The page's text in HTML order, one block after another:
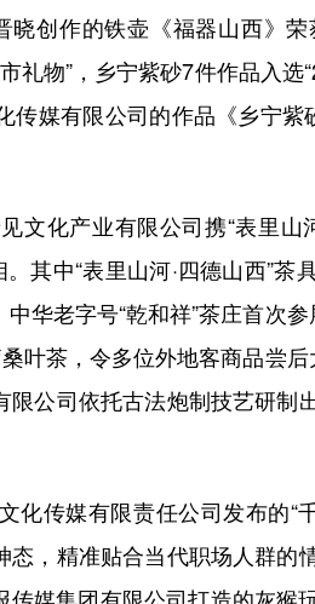
创作的铁壶《福器山西》
礼物”，乡宁紫砂7件作品入
传媒有限公司的作品《乡宁
化产业有限公司携“表里山
其中“表里山河·四德山西”
华老字号“乾和祥”茶庄首次
叶茶，令多位外地客商品尝
公司依托古法炮制技艺研制
传媒有限责任公司发布的“
，精准贴合当代职场人群的